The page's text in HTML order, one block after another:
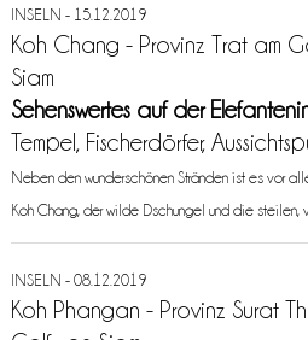
INSELN - 15.12.2019
Koh Chang - Provinz Trat am
Siam
Sehenswertes auf der
Tempel, Fischerdörfer,
Neben den wunderschönen Stränden ist es vor
Koh Chang, der wilde Dschungel und die steilen,
INSELN - 08.12.2019
Koh Phangan - Provinz Surat